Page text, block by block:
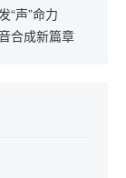
“声”命力
合成新篇章